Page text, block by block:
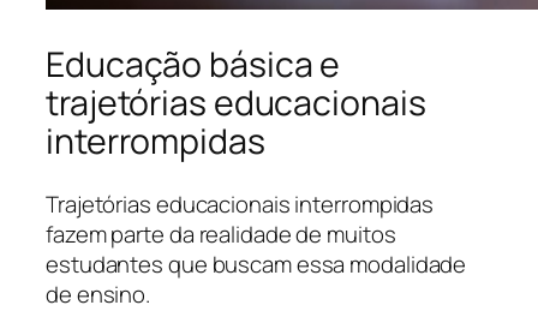
Educação básica e
trajetórias educacionais
interrompidas
Trajetórias educacionais interrompidas
fazem parte da realidade de muitos
estudantes que buscam essa modalidade
de ensino.